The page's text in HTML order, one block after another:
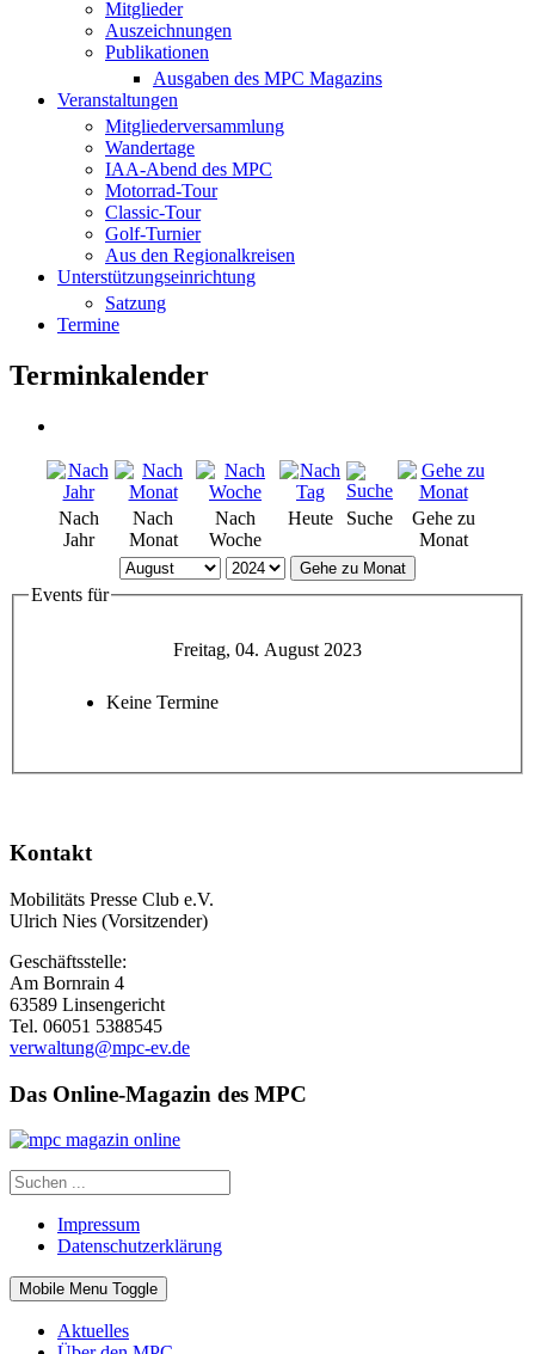
Mitglieder
Auszeichnungen
Publikationen
Ausgaben des MPC Magazins
Veranstaltungen
Mitgliederversammlung
Wandertage
IAA-Abend des MPC
Motorrad-Tour
Classic-Tour
Golf-Turnier
Aus den Regionalkreisen
Unterstützungseinrichtung
Satzung
Termine
Terminkalender
Nach
Jahr
Nach
Monat
Nach
Woche
Heute Suche
Gehe zu
Monat
Gehe zu Monat
Events für
Freitag, 04. August 2023
Keine Termine
Kontakt
Mobilitäts Presse Club e.V.
Ulrich Nies (Vorsitzender)
Geschäftsstelle:
Am Bornrain 4
63589 Linsengericht
Tel. 06051 5388545
verwaltung@mpc-ev.de
Das Online-Magazin des MPC
Impressum
Datenschutzerklärung
Mobile Menu Toggle
Aktuelles